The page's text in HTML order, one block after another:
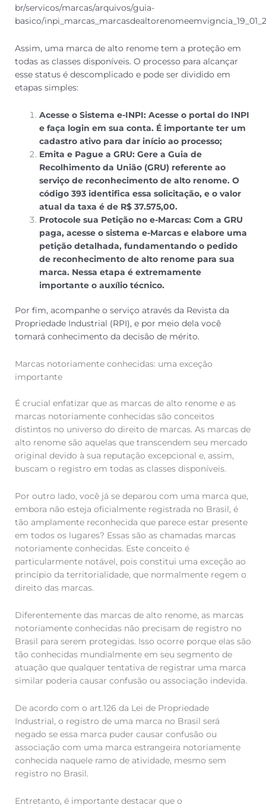
br/servicos/marcas/arquivos/guia-
basico/
Assim, uma marca de alto renome tem a proteção em
todas as classes disponíveis. O processo para alcançar
esse status é descomplicado e pode ser dividido em
etapas simples:
Acesse o Sistema e-INPI: Acesse o portal do INPI
e faça login em sua conta. É importante ter um
cadastro ativo para dar início ao processo;
Emita e Pague a GRU: Gere a Guia de
Recolhimento da União (GRU) referente ao
serviço de reconhecimento de alto renome. O
código 393 identifica essa solicitação, e o valor
atual da taxa é de R$ 37.575,00.
Protocole sua Petição no e-Marcas: Com a GRU
paga, acesse o sistema e-Marcas e elabore uma
petição detalhada, fundamentando o pedido
de reconhecimento de alto renome para sua
marca. Nessa etapa é extremamente
importante o auxílio técnico.
Por fim, acompanhe o serviço através da Revista da
Propriedade Industrial (RPI), e por meio dela você
tomará conhecimento da decisão de mérito.
Marcas notoriamente conhecidas: uma exceção
importante
É crucial enfatizar que as marcas de alto renome e as
marcas notoriamente conhecidas são conceitos
distintos no universo do direito de marcas. As marcas de
alto renome são aquelas que transcendem seu mercado
original devido à sua reputação excepcional e, assim,
buscam o registro em todas as classes disponíveis.
Por outro lado, você já se deparou com uma marca que,
embora não esteja oficialmente registrada no Brasil, é
tão amplamente reconhecida que parece estar presente
em todos os lugares? Essas são as chamadas marcas
notoriamente conhecidas. Este conceito é
particularmente notável, pois constitui uma exceção ao
princípio da territorialidade, que normalmente regem o
direito das marcas.
Diferentemente das marcas de alto renome, as marcas
notoriamente conhecidas não precisam de registro no
Brasil para serem protegidas. Isso ocorre porque elas são
tão conhecidas mundialmente em seu segmento de
atuação que qualquer tentativa de registrar uma marca
similar poderia causar confusão ou associação indevida.
De acordo com o art.126 da Lei de Propriedade
Industrial, o registro de uma marca no Brasil será
negado se essa marca puder causar confusão ou
associação com uma marca estrangeira notoriamente
conhecida naquele ramo de atividade, mesmo sem
registro no Brasil.
Entretanto, é importante destacar que o